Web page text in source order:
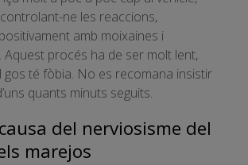
ne les reaccions,
amb moixaines i
Aquest procés ha de ser molt lent,
gos té fòbia. No es recomana insistir
quants minuts seguits.
del nerviosisme del
marejos